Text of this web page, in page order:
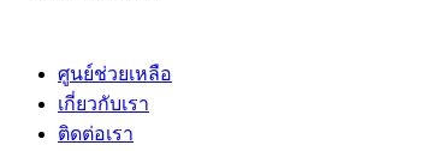
ศูนย์ช่วยเหลือ
เกี่ยวกับเรา
ติดต่อเรา